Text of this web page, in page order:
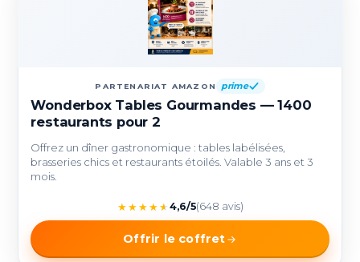
PARTENARIAT AMAZON prime
Wonderbox Tables Gourmandes — 1400
restaurants pour 2
Offrez un dîner gastronomique : tables labélisées,
brasseries chics et restaurants étoilés. Valable 3 ans et 3
mois.
★★★★★ 4,6/5(648 avis)
Offrir le coffret